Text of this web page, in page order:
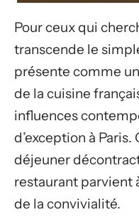
Pour ceux qui
transcende le
présente comme
de la cuisine
influences
d’exception à
déjeuner
restaurant parvient
de la convivialité.